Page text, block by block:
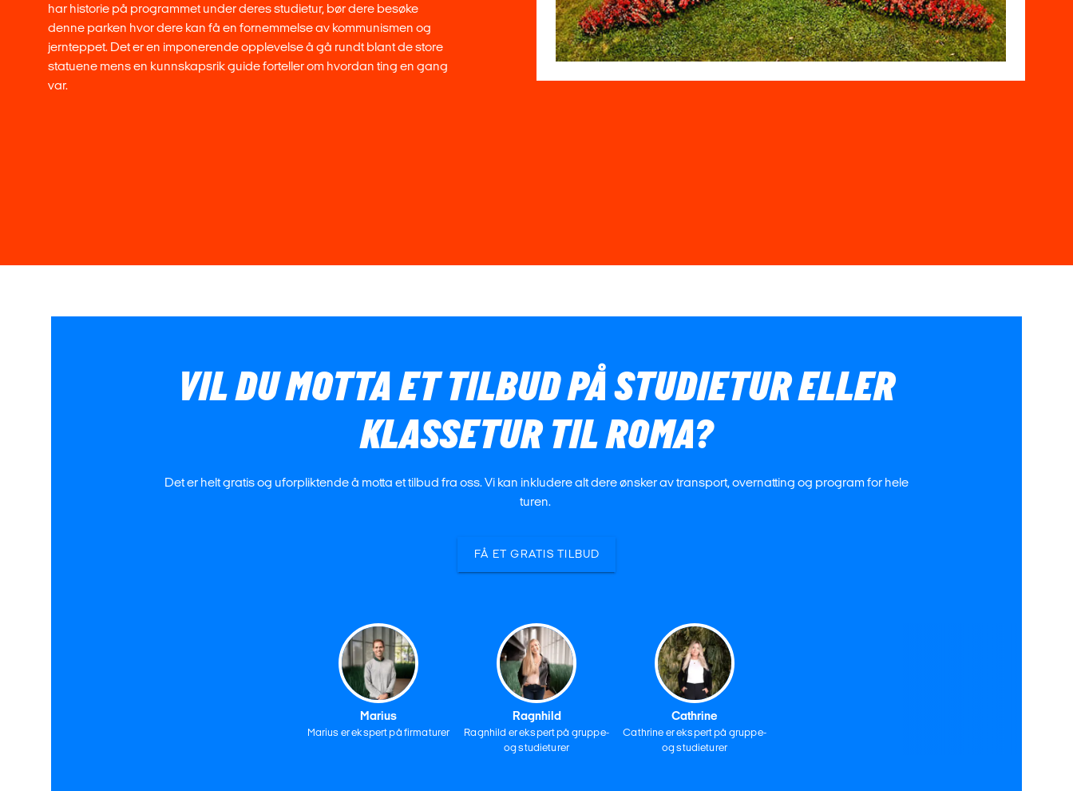
har historie på programmet under deres studietur, bør dere besøke
denne parken hvor dere kan få en fornemmelse av kommunismen og
jernteppet. Det er en imponerende opplevelse å gå rundt blant de store
statuene mens en kunnskapsrik guide forteller om hvordan ting en gang
var.
VIL DU MOTTA ET TILBUD PÅ STUDIETUR ELLER
KLASSETUR TIL ROMA?
Det er helt gratis og uforpliktende å motta et tilbud fra oss. Vi kan inkludere alt dere ønsker av transport, overnatting og program for hele
turen.
FÅ ET GRATIS TILBUD
Marius
Marius er ekspert på firmaturer
Ragnhild
Ragnhild er ekspert på gruppe-
og studieturer
Cathrine
Cathrine er ekspert på gruppe-
og studieturer